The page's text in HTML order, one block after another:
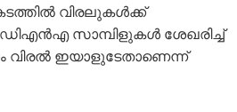
വിരലുകള്‍ക്ക്
ഡിഎന്‍എ സാമ്പിളുകള്‍ ശേഖരിച്ച്
ഇയാളുടേതാണെന്ന്